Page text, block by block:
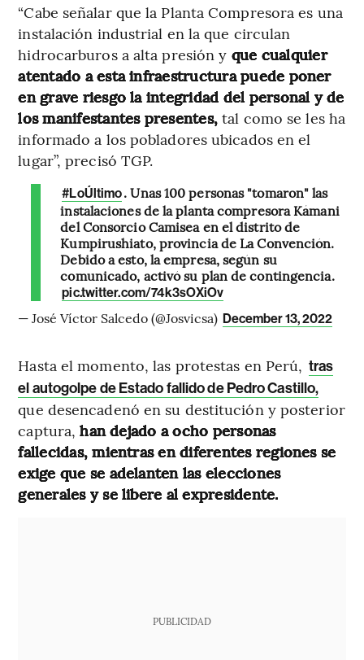
“Cabe señalar que la Planta Compresora es una
instalación industrial en la que circulan
hidrocarburos a alta presión y que cualquier
atentado a esta infraestructura puede poner
en grave riesgo la integridad del personal y de
los manifestantes presentes, tal como se les ha
informado a los pobladores ubicados en el
lugar”, precisó TGP.
#LoÚltimo. Unas 100 personas "tomaron" las
instalaciones de la planta compresora Kámani
del Consorcio Camisea en el distrito de
Kumpirushiato, provincia de La Convención.
Debido a esto, la empresa, según su
comunicado, activó su plan de contingencia.
pic.twitter.com/74k3sOXiOv
— José Víctor Salcedo (@Josvicsa) December 13, 2022
Hasta el momento, las protestas en Perú, tras
el autogolpe de Estado fallido de Pedro Castillo,
que desencadenó en su destitución y posterior
captura,han dejado a ocho personas
fallecidas, mientras en diferentes regiones se
exige que se adelanten las elecciones
generales y se libere al expresidente.
PUBLICIDAD